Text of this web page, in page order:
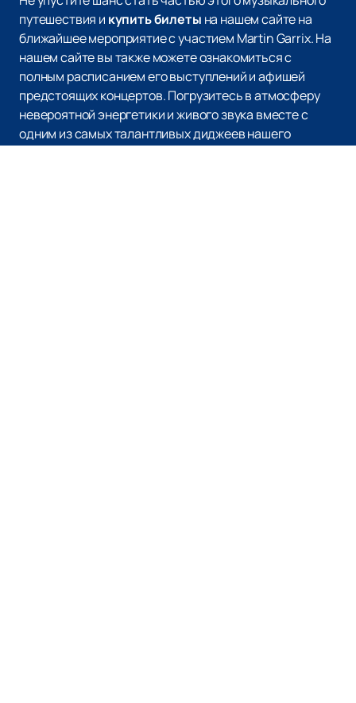
путешествия и купить билеты на нашем сайте на
ближайшее мероприятие с участием Martin Garrix. На
нашем сайте вы также можете ознакомиться с
полным расписанием его выступлений и афишей
предстоящих концертов. Погрузитесь в атмосферу
невероятной энергетики и живого звука вместе с
одним из самых талантливых диджеев нашего